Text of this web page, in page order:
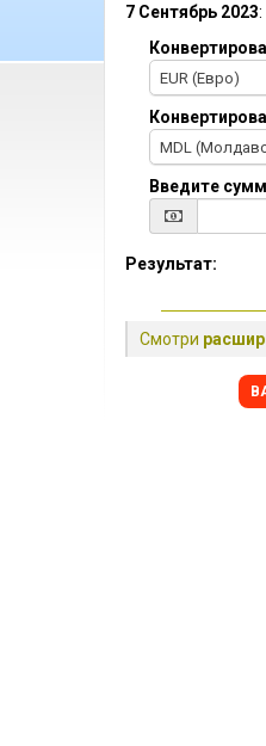
7 Сентябрь 2023:
EUR (Евро)
MDL
Введите
Результат:
Смотри